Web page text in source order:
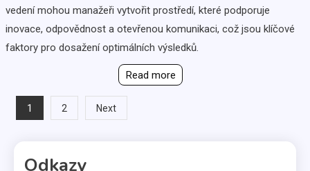
vedení mohou manažeři vytvořit prostředí, které podporuje
inovace, odpovědnost a otevřenou komunikaci, což jsou klíčové
faktory pro dosažení optimálních výsledků.
Read more
Posts
1 2 Next
Odkazy